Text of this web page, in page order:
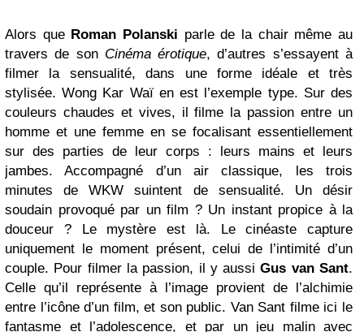
Alors que Roman Polanski parle de la chair même au
travers de son Cinéma érotique, d’autres s’essayent à
filmer la sensualité, dans une forme idéale et très
stylisée. Wong Kar Waï en est l’exemple type. Sur des
couleurs chaudes et vives, il filme la passion entre un
homme et une femme en se focalisant essentiellement
sur des parties de leur corps : leurs mains et leurs
jambes. Accompagné d’un air classique, les trois
minutes de WKW suintent de sensualité. Un désir
soudain provoqué par un film ? Un instant propice à la
douceur ? Le mystère est là. Le cinéaste capture
uniquement le moment présent, celui de l’intimité d’un
couple. Pour filmer la passion, il y aussiGus van Sant.
Celle qu’il représente à l’image provient de l’alchimie
entre l’icône d’un film, et son public. Van Sant filme ici le
fantasme et l’adolescence, et par un jeu malin avec